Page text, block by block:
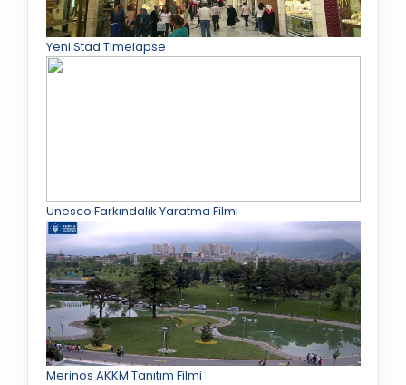
Yeni Stad Timelapse
Unesco Farkındalık Yaratma Filmi
Merinos AKKM Tanıtım Filmi